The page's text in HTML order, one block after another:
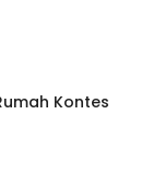
Kontes